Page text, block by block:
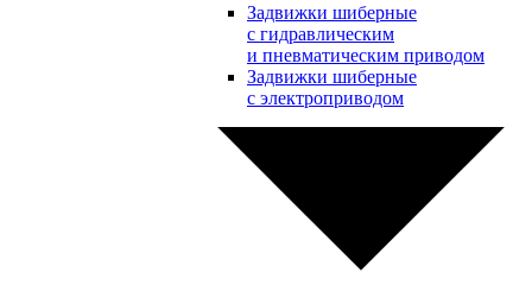
Задвижки шиберные
с гидравлическим
и пневматическим приводом
Задвижки шиберные
с электроприводом